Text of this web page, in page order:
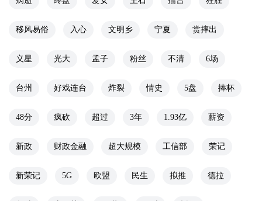
移风易俗 入心 文明乡 宁夏 赏摔出
义星 光大 孟子 粉丝 不清 6场
台州 好戏连台 炸裂 情史 5盘 捧杯
48分 疯砍 超过 3年 1.93亿 薪资
新政 财政金融 超大规模 工信部 荣记
新荣记 5G 欧盟 民生 拟推 德拉